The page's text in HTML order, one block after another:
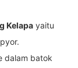
Kelapa yaitu
dalam batok